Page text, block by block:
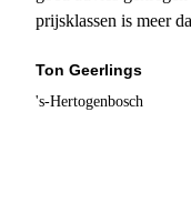
prijsklassen is meer
Ton Geerlings
's-Hertogenbosch